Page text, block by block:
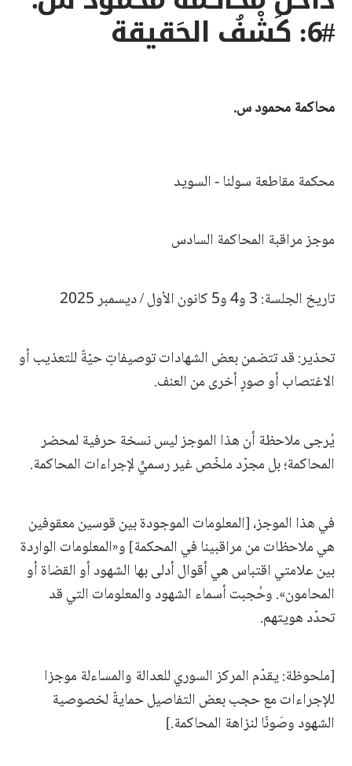
#6: كَشْفُ الحَقيقة
محاكمة محمود س.
محكمة مقاطعة سولنا - السويد
موجز مراقبة المحاكمة السادس
تاريخ الجلسة: 3 و4 و5 كانون الأول / ديسمبر 2025
تحذير: قد تتضمن بعض الشهادات توصيفاتٍ حيّةً للتعذيب أو
الاغتصاب أو صورٍ أخرى من العنف.
يُرجى ملاحظة أن هذا الموجز ليس نسخة حرفية لمحضر
المحاكمة؛ بل مجرّد ملخّص غير رسميٍّ لإجراءات المحاكمة.
في هذا الموجز، [المعلومات الموجودة بين قوسين معقوفين
هي ملاحظات من مراقبينا في المحكمة] و«المعلومات الواردة
بين علامتي اقتباس هي أقوال أدلى بها الشهود أو القضاة أو
المحامون». وحُجبت أسماء الشهود والمعلومات التي قد
تحدّد هويتهم.
[ملحوظة: يقدّم المركز السوري للعدالة والمساءلة موجزا
للإجراءات مع حجب بعض التفاصيل حمايةً لخصوصية
الشهود وصَونًا لنزاهة المحاكمة.]